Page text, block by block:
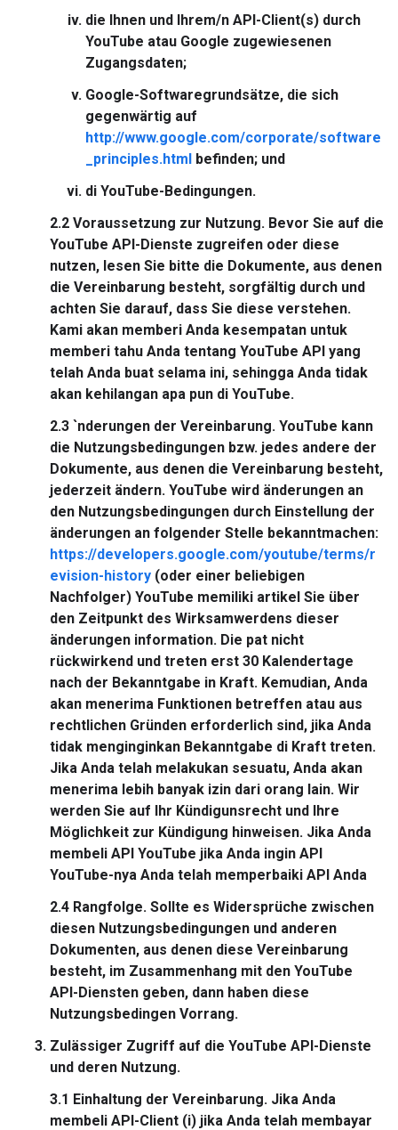
die Ihnen und Ihrem/n API-Client(s) durch
YouTube atau Google zugewiesenen
Zugangsdaten;
Google-Softwaregrundsätze, die sich
gegenwärtig auf
http://www.google.com/corporate/software
_principles.html befinden; und
di YouTube-Bedingungen.
2.2 Voraussetzung zur Nutzung. Bevor Sie auf die
YouTube API-Dienste zugreifen oder diese
nutzen, lesen Sie bitte die Dokumente, aus denen
die Vereinbarung besteht, sorgfältig durch und
achten Sie darauf, dass Sie diese verstehen.
Kami akan memberi Anda kesempatan untuk
memberi tahu Anda tentang YouTube API yang
telah Anda buat selama ini, sehingga Anda tidak
akan kehilangan apa pun di YouTube.
2.3 `nderungen der Vereinbarung. YouTube kann
die Nutzungsbedingungen bzw. jedes andere der
Dokumente, aus denen die Vereinbarung besteht,
jederzeit ändern. YouTube wird änderungen an
den Nutzungsbedingungen durch Einstellung der
änderungen an folgender Stelle bekanntmachen:
https://developers.google.com/youtube/terms/r
evision-history (oder einer beliebigen
Nachfolger) YouTube memiliki artikel Sie über
den Zeitpunkt des Wirksamwerdens dieser
änderungen information. Die pat nicht
rückwirkend und treten erst 30 Kalendertage
nach der Bekanntgabe in Kraft. Kemudian, Anda
akan menerima Funktionen betreffen atau aus
rechtlichen Gründen erforderlich sind, jika Anda
tidak menginginkan Bekanntgabe di Kraft treten.
Jika Anda telah melakukan sesuatu, Anda akan
menerima lebih banyak izin dari orang lain. Wir
werden Sie auf Ihr Kündigunsrecht und Ihre
Möglichkeit zur Kündigung hinweisen. Jika Anda
membeli API YouTube jika Anda ingin API
YouTube-nya Anda telah memperbaiki API Anda
2.4 Rangfolge. Sollte es Widersprüche zwischen
diesen Nutzungsbedingungen und anderen
Dokumenten, aus denen diese Vereinbarung
besteht, im Zusammenhang mit den YouTube
API-Diensten geben, dann haben diese
Nutzungsbedingen Vorrang.
Zulässiger Zugriff auf die YouTube API-Dienste
und deren Nutzung.
3.1 Einhaltung der Vereinbarung. Jika Anda
membeli API-Client (i) jika Anda telah membayar